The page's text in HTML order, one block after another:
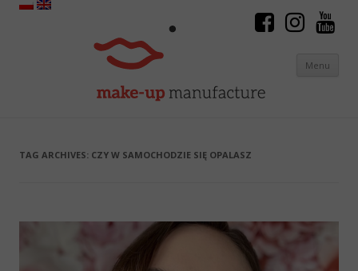
Menu
TAG ARCHIVES: CZY W SAMOCHODZIE SIĘ OPALASZ